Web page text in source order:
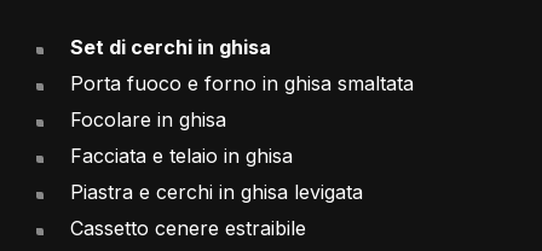
Set di cerchi in ghisa
Porta fuoco e forno in ghisa smaltata
Focolare in ghisa
Facciata e telaio in ghisa
Piastra e cerchi in ghisa levigata
Cassetto cenere estraibile